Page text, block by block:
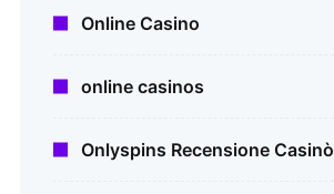
Online Casino
online casinos
Onlyspins Recensione Casinò